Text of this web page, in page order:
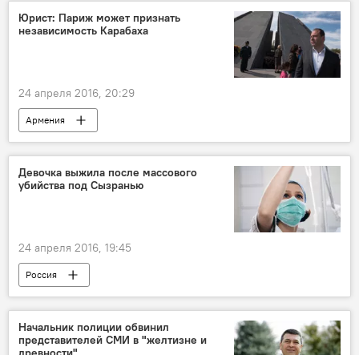
Юрист: Париж может признать
независимость Карабаха
24 апреля 2016, 20:29
Армения
Девочка выжила после массового
убийства под Сызранью
24 апреля 2016, 19:45
Россия
Начальник полиции обвинил
представителей СМИ в "желтизне и